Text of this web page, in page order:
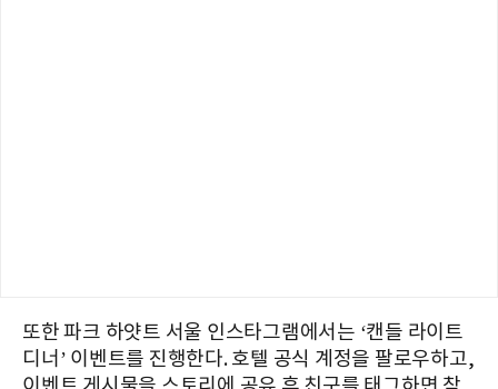
또한 파크 하얏트 서울 인스타그램에서는 ‘캔들 라이트
디너’ 이벤트를 진행한다. 호텔 공식 계정을 팔로우하고,